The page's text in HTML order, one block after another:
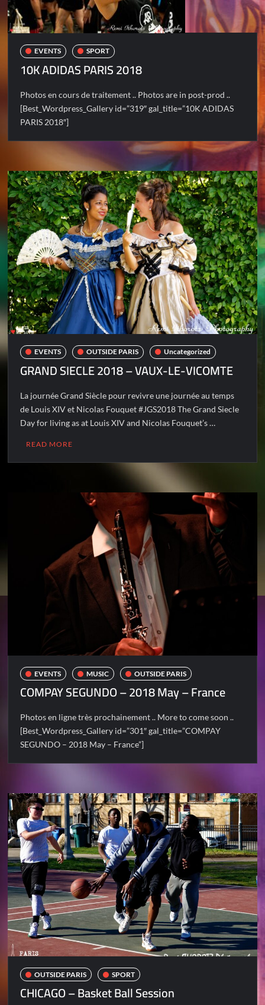
EVENTS SPORT
10K ADIDAS PARIS 2018
Photos en cours de traitement .. Photos are in post-prod ..
[Best_Wordpress_Gallery id=”319″ gal_title=”10K ADIDAS
PARIS 2018″]
EVENTS OUTSIDE PARIS Uncategorized
GRAND SIECLE 2018 – VAUX-LE-VICOMTE
La journée Grand Siècle pour revivre une journée au temps
de Louis XIV et Nicolas Fouquet #JGS2018 The Grand Siecle
Day for living as at Louis XIV and Nicolas Fouquet’s …
READ MORE
EVENTS MUSIC OUTSIDE PARIS
COMPAY SEGUNDO – 2018 May – France
Photos en ligne très prochainement .. More to come soon ..
[Best_Wordpress_Gallery id=”301″ gal_title=”COMPAY
SEGUNDO – 2018 May – France”]
OUTSIDE PARIS SPORT
CHICAGO – Basket Ball Session